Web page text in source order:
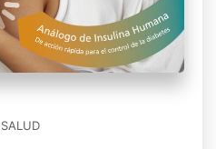
SALUD